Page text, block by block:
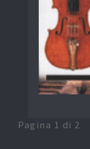
Pagina 1 di 2